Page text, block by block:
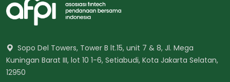
Sopo Del Towers, Tower B lt.15, unit 7 & 8, Jl. Mega
Kuningan Barat III, lot 10 1-6, Setiabudi, Kota Jakarta Selatan,
12950